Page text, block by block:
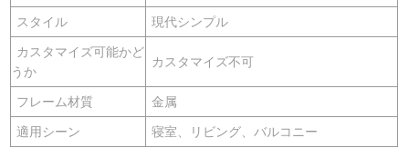
スタイル 現代シンプル
カスタマイズ可能かど
うか
カスタマイズ不可
フレーム材質 金属
適用シーン 寝室、リビング、バルコニー